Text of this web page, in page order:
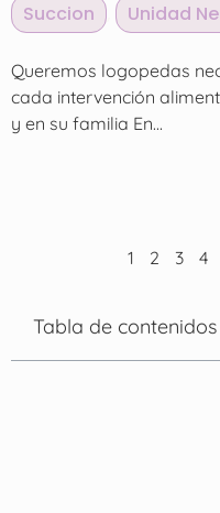
Succion
Unidad
Queremos logopedas
cada intervención
y en su familia En...
1 2 3 4
Tabla de contenidos